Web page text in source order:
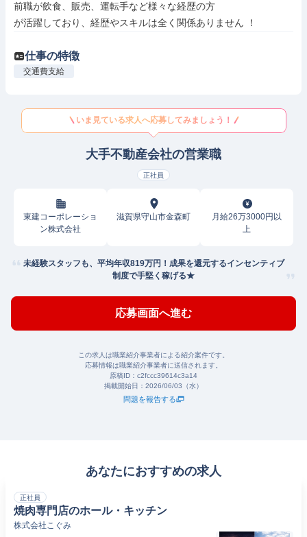
前職が飲食、販売、運転手など様々な経歴の方
が活躍しており、経歴やスキルは全く関係ありません ！
仕事の特徴
交通費支給
いま見ている求人へ応募してみましょう！
大手不動産会社の営業職
正社員
東建コーポレーショ
ン株式会社
滋賀県守山市金森町
月給26万3000円以
上
未経験スタッフも、平均年収819万円！成果を還元するインセンティブ
制度で手堅く稼げる★
応募画面へ進む
この求人は職業紹介事業者による紹介案件です。
応募情報は職業紹介事業者に送信されます。
原稿ID： c2fccc39614c3a14
掲載開始日： 2026/06/03（水）
問題を報告する
あなたにおすすめの求人
正社員
焼肉専門店のホール・キッチン
株式会社こぐみ